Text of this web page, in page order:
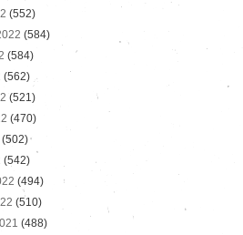
(552)
(584)
(584)
(562)
(521)
(470)
(502)
(542)
(494)
(510)
(488)